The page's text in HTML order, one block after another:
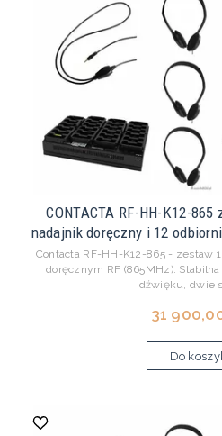
CONTACTA RF-HH-K12-
nadajnik doręczny i 12
Contacta RF-HH-K12-865 - zestaw
doręcznym RF (865MHz).
dźwięku, dwie
31
Do